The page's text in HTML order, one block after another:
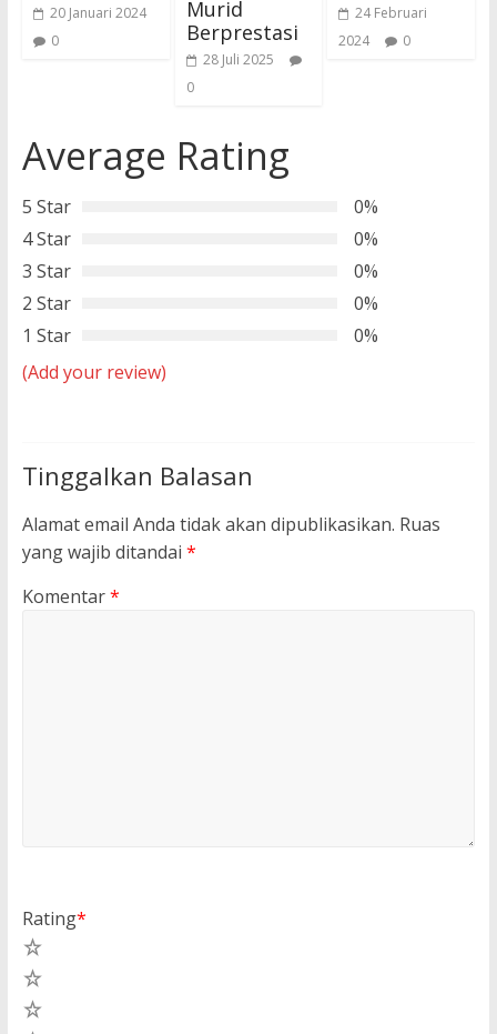
20 Januari 2024
0
Murid
Berprestasi
28 Juli 2025
0
24 Februari
2024
0
Average Rating
5 Star
0%
4 Star
0%
3 Star
0%
2 Star
0%
1 Star
0%
(Add your review)
Tinggalkan Balasan
Alamat email Anda tidak akan dipublikasikan. Ruas
yang wajib ditandai *
Komentar*
Rating*